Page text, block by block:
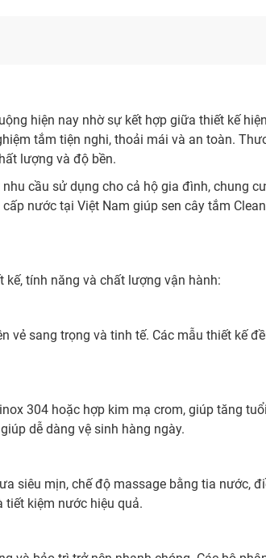
hiện nay nhờ sự kết hợp giữa thiết kế
tắm tiện nghi, thoải mái và an toàn.
lượng và độ bền.
cầu sử dụng cho cả hộ gia đình, chung
nước tại Việt Nam giúp sen cây tắm
tính năng và chất lượng vận hành:
vẻ sang trọng và tinh tế. Các mẫu thiết kế
304 hoặc hợp kim mạ crom, giúp tăng
dễ dàng vệ sinh hàng ngày.
siêu mịn, chế độ massage bằng tia nước,
tiết kiệm nước hiệu quả.